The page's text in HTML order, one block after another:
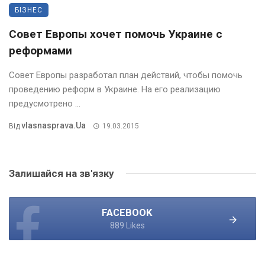
БІЗНЕС
Совет Европы хочет помочь Украине с
реформами
Cовет Европы разработал план действий, чтобы помочь
проведению реформ в Украине. На его реализацию
предусмотрено ...
ВідVlasnasprava.ua 19.03.2015
Залишайся на зв'язку
FACEBOOK
889 Likes